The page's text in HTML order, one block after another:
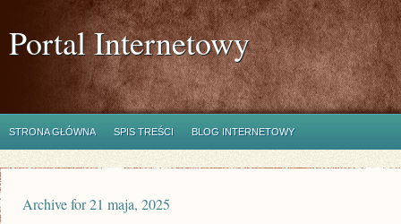
Portal Internetowy
STRONA GŁÓWNA SPIS TREŚCI BLOG INTERNETOWY
Archive for 21 maja, 2025